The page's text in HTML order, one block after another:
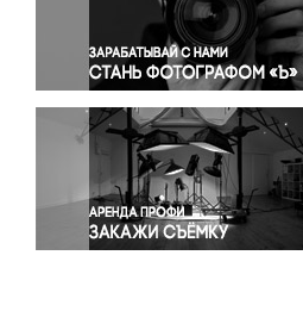
Правосудие
Происшествия и конфликты
Религия
Светская жизнь
Спорт
Экология
Экономика и бизнес